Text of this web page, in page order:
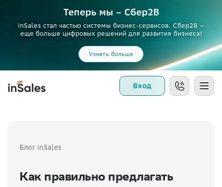
Теперь мы – Сбер2B
inSales стал частью системы бизнес-сервисов. Сбер2В –
еще больше цифровых решений для развития бизнеса!
Узнать больше
Вход
Блог inSales
Как правильно предлагать